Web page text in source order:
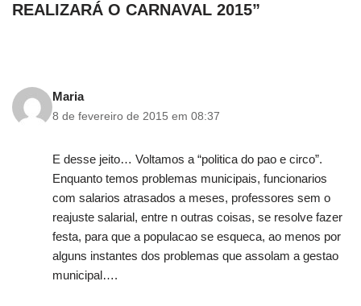
REALIZARÁ O CARNAVAL 2015”
Maria
8 de fevereiro de 2015 em 08:37
E desse jeito… Voltamos a “politica do pao e circo”.
Enquanto temos problemas municipais, funcionarios
com salarios atrasados a meses, professores sem o
reajuste salarial, entre n outras coisas, se resolve fazer
festa, para que a populacao se esqueca, ao menos por
alguns instantes dos problemas que assolam a gestao
municipal….